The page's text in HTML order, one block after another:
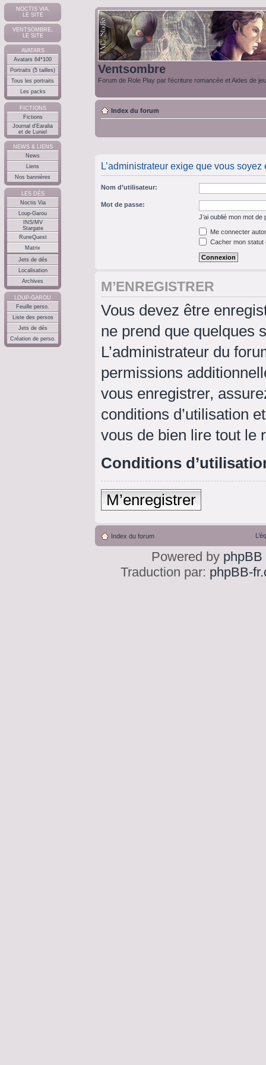
NOCTIS VIA,
LE SITE
VENTSOMBRE,
LE SITE
AVATARS
Avatars 64*100
Portraits (5 tailles)
Tous les portraits
Les packs
FICTIONS
Fictions
Journal d'Earalia
et de Luniel
NEWS & LIENS
News
Liens
Nos bannières
LES DÉS
Noctis Via
Loup-Garou
INS/MV
Stargate
RuneQuest
Matrix
Jets de dés
Localisation
Archives
LOUP-GAROU
Feuille perso.
Liste des persos
Jets de dés
Création de perso.
Ventsombre
Forum de Role Play par l'écriture romancée et Aides de
Index du forum
L’administrateur exige que vous
Nom d’utilisateur:
Mot de passe:
J’ai oublié mon mot de
Me connecter
Cacher mon statut
M’ENREGISTRER
Vous devez être
ne prend que quelques
L’administrateur du
permissions
vous enregistrer,
conditions d’utilisation
vous de bien lire tout le
Conditions
M’enregistrer
Index du forum
Powered by phpBB
Traduction par: phpBB-